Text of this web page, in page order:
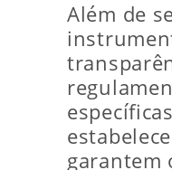
Além de
garantem